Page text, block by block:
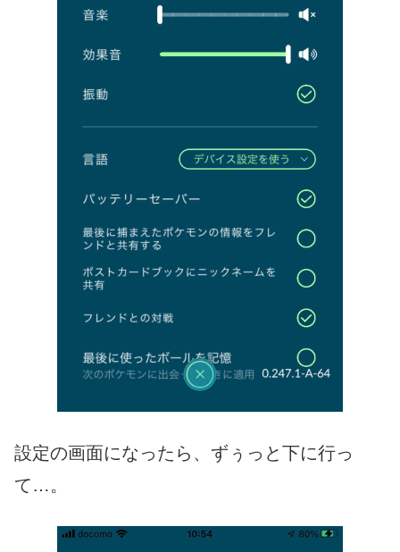
設定の画面になったら、ずぅっと下に行っ
て…。